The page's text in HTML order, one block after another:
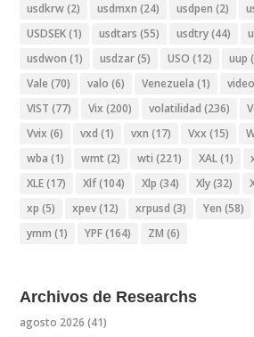
usdkrw(2) usdmxn (24) usdpen (2)
USDSEK(1) usdtars (55) usdtry(44)
usdwon (1) usdzar(5) USO (12) uup
Vale (70) valo (6) Venezuela (1) video
VIST (77) Vix (200) volatilidad (236)
Vvix (6) vxd (1) vxn (17) Vxx (15)
wba (1) wmt (2) wti (221) XAL(1)
XLE(17) Xlf(104) Xlp (34) Xly(32)
xp (5) xpev(12) xrpusd (3) Yen (58)
ymm (1) YPF(164) ZM (6)
Archivos de Researchs
agosto 2026 (41)